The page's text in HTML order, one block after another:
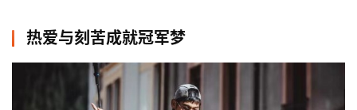
热爱与刻苦成就冠军梦